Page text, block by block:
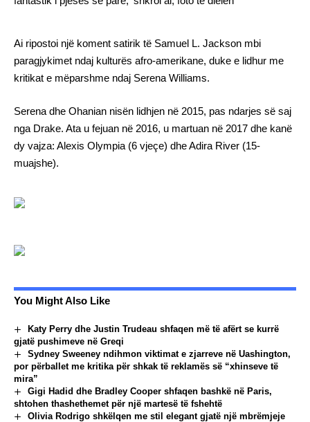
Ai ripostoi një koment satirik të Samuel L. Jackson mbi
paragjykimet ndaj kulturës afro-amerikane, duke e lidhur me
kritikat e mëparshme ndaj Serena Williams.
Serena dhe Ohanian nisën lidhjen në 2015, pas ndarjes së saj
nga Drake. Ata u fejuan në 2016, u martuan në 2017 dhe kanë
dy vajza: Alexis Olympia (6 vjeçe) dhe Adira River (15-
muajshe).
You Might Also Like
Katy Perry dhe Justin Trudeau shfaqen më të afërt se kurrë
gjatë pushimeve në Greqi
Sydney Sweeney ndihmon viktimat e zjarreve në Uashington,
por përballet me kritika për shkak të reklamës së “xhinseve të
mira”
Gigi Hadid dhe Bradley Cooper shfaqen bashkë në Paris,
shtohen thashethemet për një martesë të fshehtë
Olivia Rodrigo shkëlqen me stil elegant gjatë një mbrëmjeje